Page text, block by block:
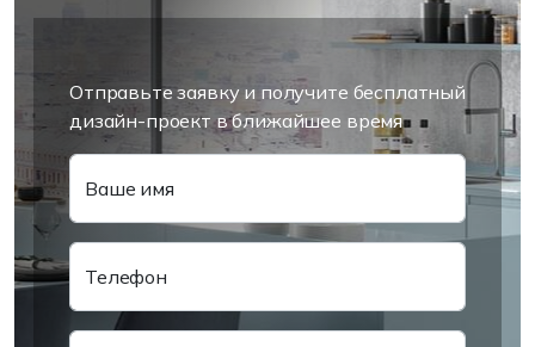
Отправьте заявку и получите бесплатный
дизайн-проект в ближайшее время
Ваше имя
Телефон